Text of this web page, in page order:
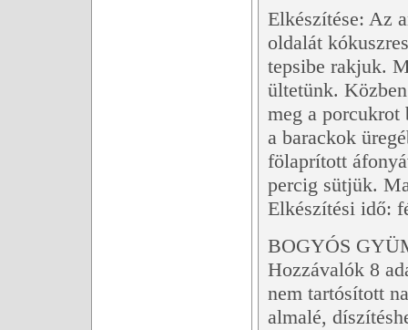
Elkészítése: Az
oldalát
tepsibe rakjuk.
ültetünk.
meg a
a barackok
fölaprított
percig sütjük.
Elkészítési idő:
BOGYÓS
Hozzávalók 8
nem tartósított
almalé,